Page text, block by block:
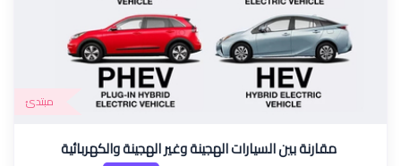
مبتدئ
مقارنة بين السيارات الهجينة وغير الهجينة والكهربائية